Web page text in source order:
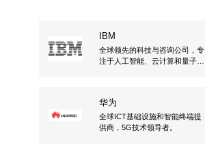
IBM
全球领先的科技与咨询公司，专
注于人工智能、云计算和量子计
华为
全球ICT基础设施和智能终端提
供商，5G技术领导者。